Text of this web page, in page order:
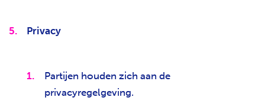
Privacy
Partijen houden zich aan de
privacyregelgeving.